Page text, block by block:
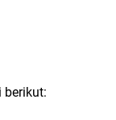
berikut: